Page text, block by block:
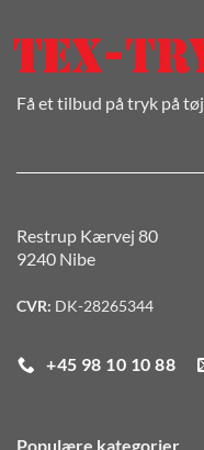
Få et tilbud på tryk på tøj
Restrup Kærvej 80
9240 Nibe
CVR: DK-28265344
+45 98 10 10 88
Populære kategorier